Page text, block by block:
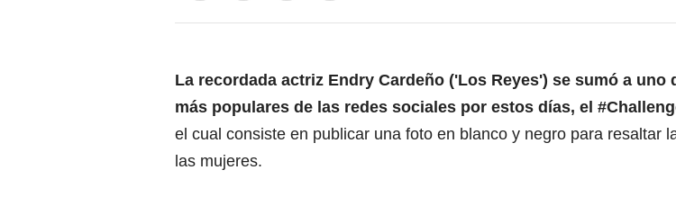
La recordada actriz Endry Cardeño ('Los Reyes') se sumó a uno
más populares de las redes sociales por estos días, el
el cual consiste en publicar una foto en blanco y negro para resaltar
las mujeres.